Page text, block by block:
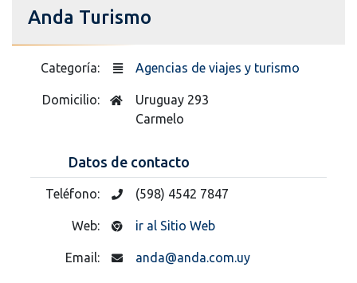
Anda Turismo
Categoría: Agencias de viajes y turismo
Domicilio:
Uruguay 293
Carmelo
Datos de contacto
Teléfono: (598) 4542 7847
Web: ir al Sitio Web
Email: anda@anda.com.uy